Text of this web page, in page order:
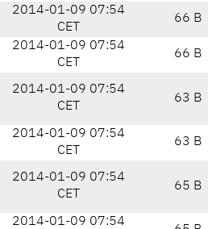
2014-01-09 07:54
CET
66 B
2014-01-09 07:54
CET
66 B
2014-01-09 07:54
CET
63 B
2014-01-09 07:54
CET
63 B
2014-01-09 07:54
CET
65 B
2014-01-09 07:54